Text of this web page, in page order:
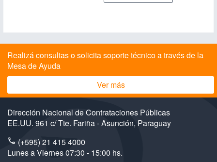
Realizá consultas o solicita soporte técnico a través de la
Mesa de Ayuda
Ver más
Dirección Nacional de Contrataciones Públicas
EE.UU. 961 c/ Tte. Fariña - Asunción, Paraguay
(+595) 21 415 4000
Lunes a Viernes 07:30 - 15:00 hs.